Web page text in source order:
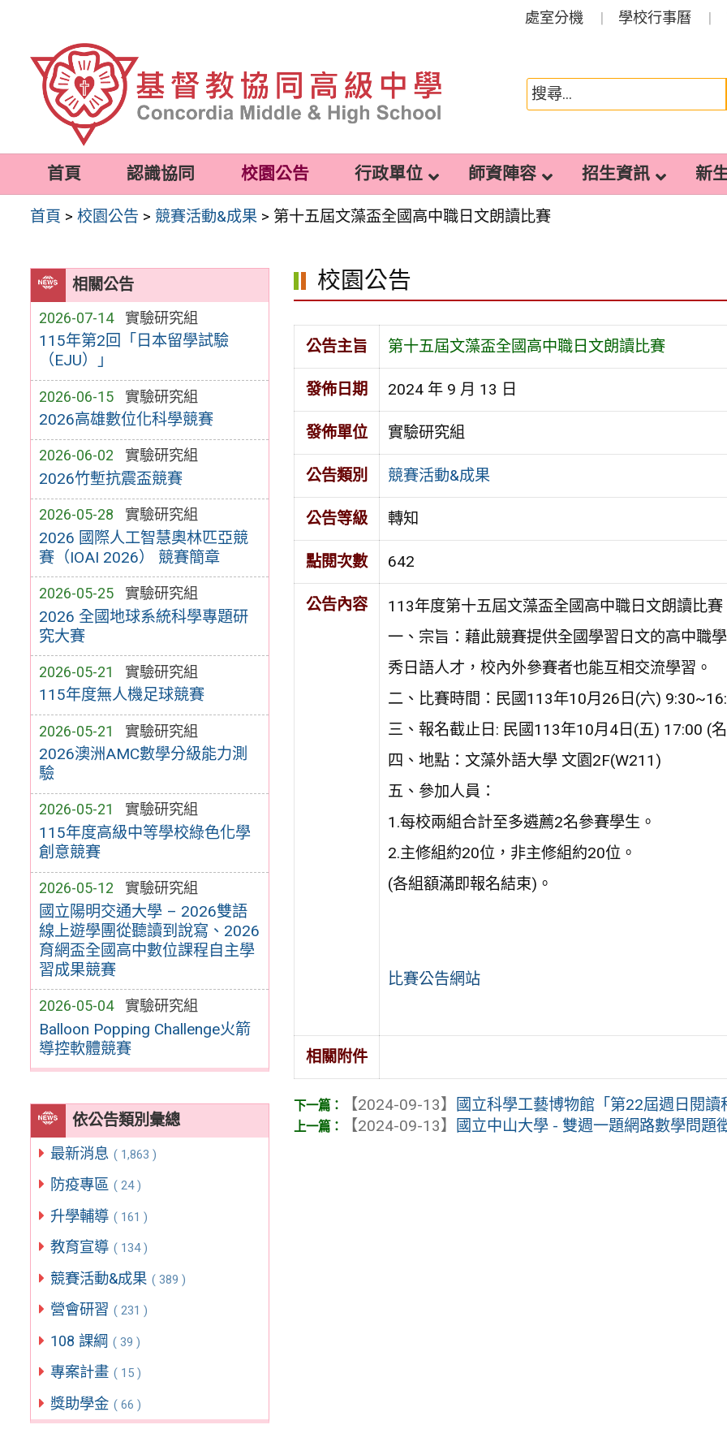
容
處室分機 學校行事曆
首頁 認識協同 校園公告 行政單位 師資陣容 招生資訊 新
首頁 >校園公告 > 競賽活動&成果 > 第十五屆文藻盃全國高中職日文朗讀比賽
相關公告
2026-07-14 實驗研究組
115年第2回「日本留學試驗
（EJU）」
2026-06-15 實驗研究組
2026高雄數位化科學競賽
2026-06-02 實驗研究組
2026竹塹抗震盃競賽
2026-05-28 實驗研究組
2026 國際人工智慧奧林匹亞競
賽（IOAI 2026） 競賽簡章
2026-05-25 實驗研究組
2026 全國地球系統科學專題研
究大賽
2026-05-21 實驗研究組
115年度無人機足球競賽
2026-05-21 實驗研究組
2026澳洲AMC數學分級能力測
驗
2026-05-21 實驗研究組
115年度高級中等學校綠色化學
創意競賽
2026-05-12 實驗研究組
國立陽明交通大學 – 2026雙語
線上遊學團從聽讀到說寫、2026
育網盃全國高中數位課程自主學
習成果競賽
2026-05-04 實驗研究組
Balloon Popping Challenge火箭
導控軟體競賽
依公告類別彙總
最新消息 ( 1,863 )
防疫專區 ( 24 )
升學輔導 ( 161 )
教育宣導 ( 134 )
競賽活動&成果 ( 389 )
營會研習 ( 231 )
108 課綱 ( 39 )
專案計畫 ( 15 )
獎助學金 ( 66 )
校園公告
公告主旨 第十五屆文藻盃全國高中職日文朗讀比賽
發佈日期 2024 年 9 月 13 日
發佈單位 實驗研究組
公告類別 競賽活動&成果
公告等級 轉知
點閱次數 642
公告內容
113年度第十五屆文藻盃全國高中職日文朗讀比賽
一、宗旨：藉此競賽提供全國學習日文的高中職
秀日語人才，校內外參賽者也能互相交流學習。
二、比賽時間：民國113年10月26日(六)
三、報名截止日: 民國113年10月4日(五) 17:00 (
四、地點：文藻外語大學 文園2F(W211)
五、參加人員：
1.每校兩組合計至多遴薦2名參賽學生。
2.主修組約20位，非主修組約20位。
(各組額滿即報名結束)。
比賽公告網站
相關附件
【2024-09-13】
國立科學工藝博物館「第22屆週日閱
【2024-09-13】
國立中山大學 - 雙週一題網路數學問題